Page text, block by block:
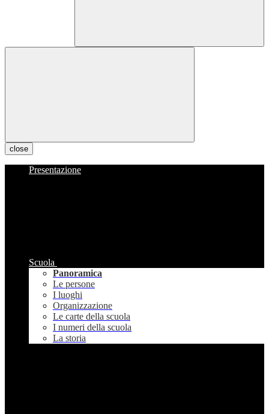
close
Presentazione
Scuola
Panoramica
Le persone
I luoghi
Organizzazione
Le carte della scuola
I numeri della scuola
La storia